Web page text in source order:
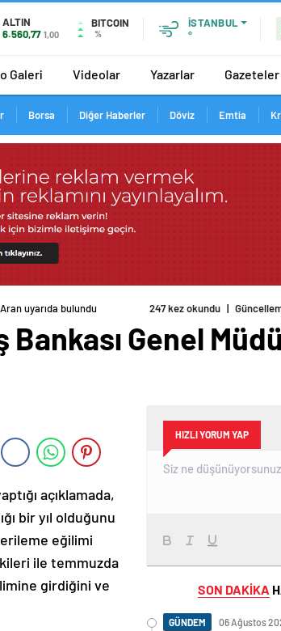
ALTIN
6.560,77 1,00
BITCOIN
%
İSTANBUL
°
Galeri Videolar Yazarlar Gazeteler
Borsa Diğer Haberler Döviz Emtia
uyarıda bulundu 247 kez okundu |
Genel
açıklamada,
bir yıl olduğunu
eğilimi
ile temmuzda
girdiğini ve
HIZLI YORUM YAP
SON DAKİKA
GÜNDEM 06 Ağustos